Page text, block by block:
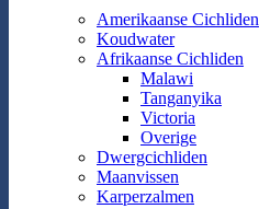
Amerikaanse Cichliden
Koudwater
Afrikaanse Cichliden
Malawi
Tanganyika
Victoria
Overige
Dwergcichliden
Maanvissen
Karperzalmen